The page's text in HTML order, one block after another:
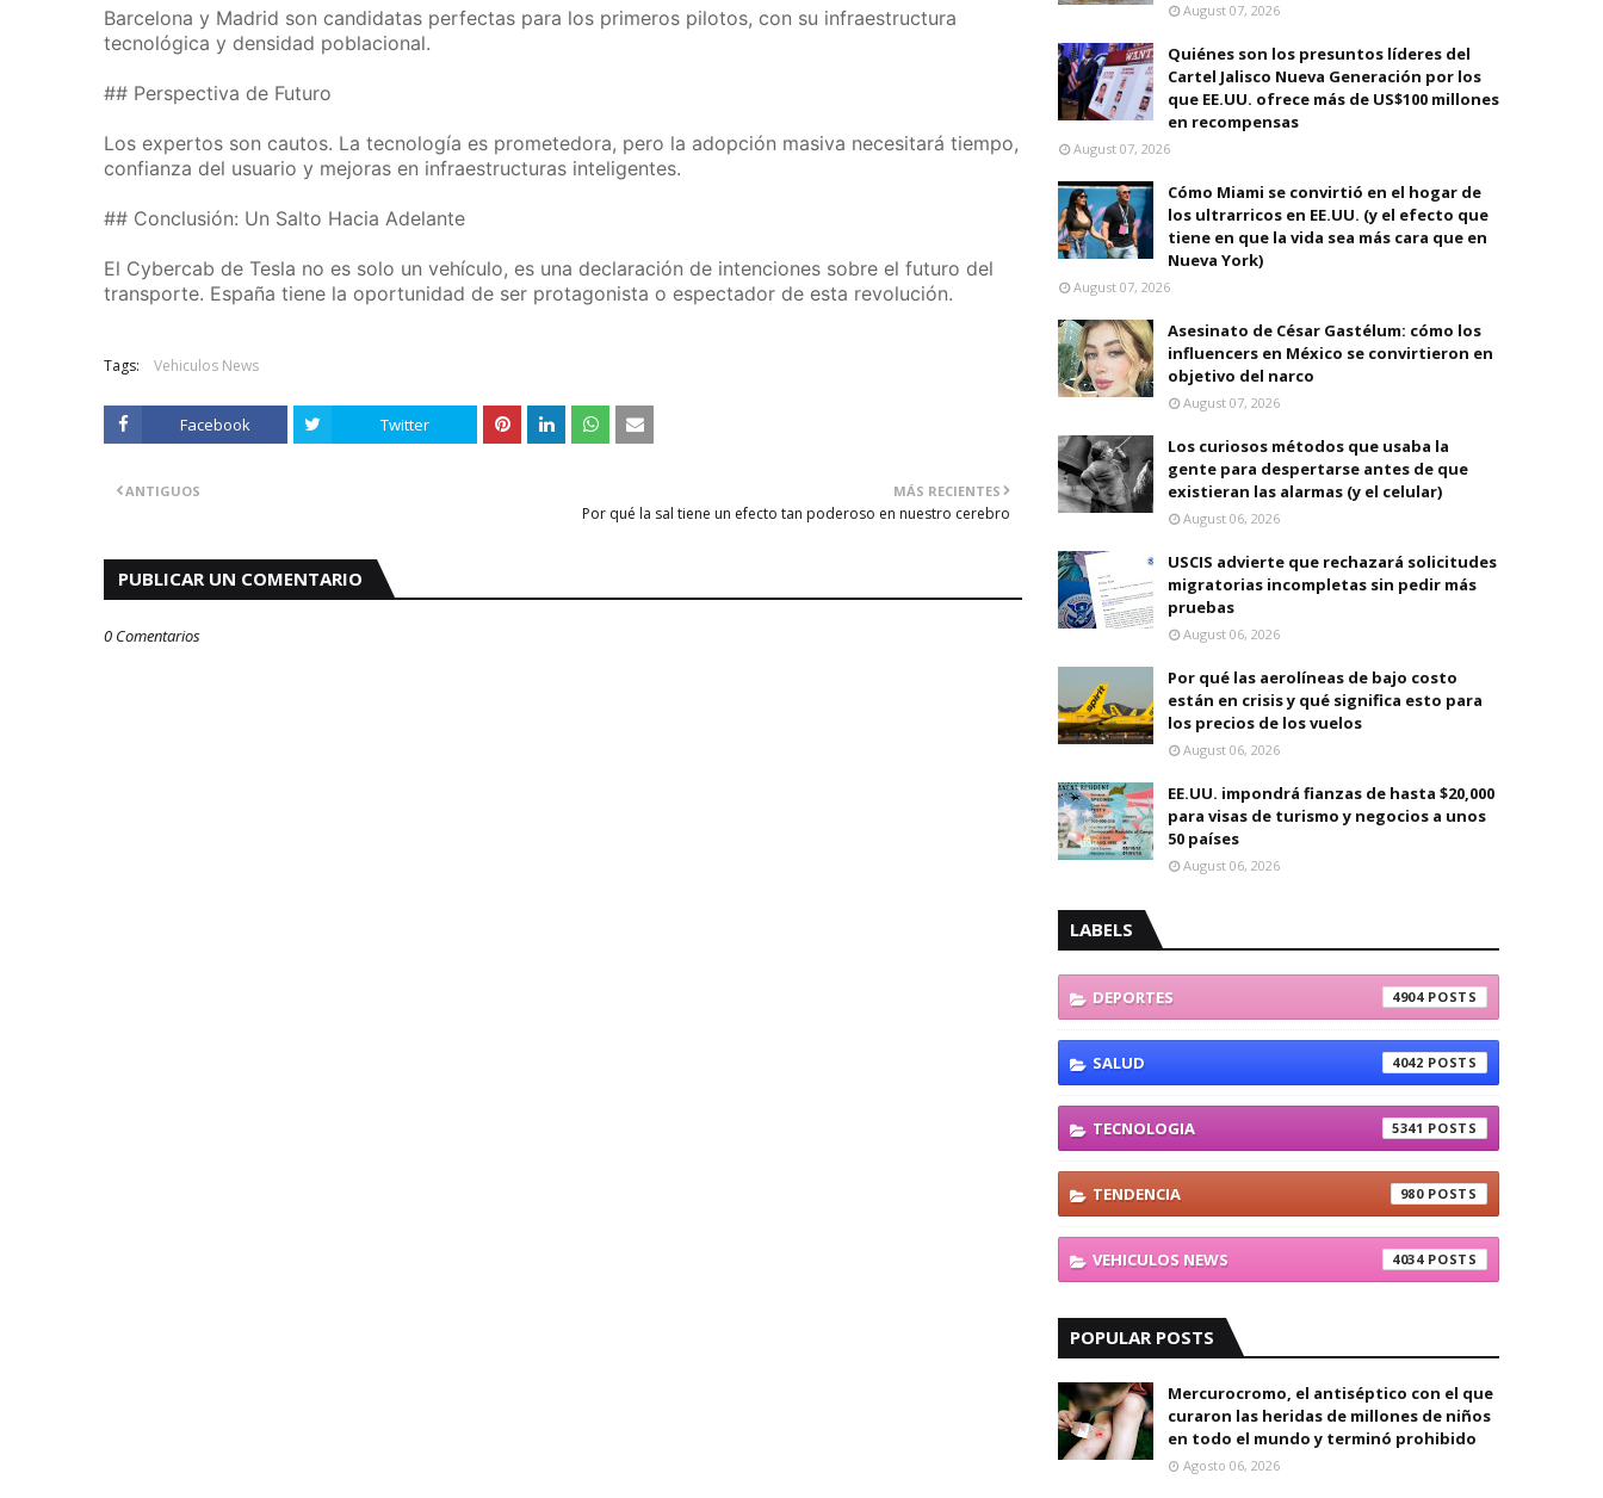
Barcelona y Madrid son candidatas perfectas para los primeros pilotos, con su infraestructura
tecnológica y densidad poblacional.
## Perspectiva de Futuro
Los expertos son cautos. La tecnología es prometedora, pero la adopción masiva necesitará tiempo,
confianza del usuario y mejoras en infraestructuras inteligentes.
## Conclusión: Un Salto Hacia Adelante
El Cybercab de Tesla no es solo un vehículo, es una declaración de intenciones sobre el futuro del
transporte. España tiene la oportunidad de ser protagonista o espectador de esta revolución.
Tags: Vehiculos News
Facebook Twitter
MÁS RECIENTES
Por qué la sal tiene un efecto tan poderoso en nuestro cerebro
ANTIGUOS
PUBLICAR UN COMENTARIO
0 Comentarios
August 07, 2026
Quiénes son los presuntos líderes del
Cartel Jalisco Nueva Generación por los
que EE.UU. ofrece más de US$100 millones
en recompensas
August 07, 2026
Cómo Miami se convirtió en el hogar de
los ultrarricos en EE.UU. (y el efecto que
tiene en que la vida sea más cara que en
Nueva York)
August 07, 2026
Asesinato de César Gastélum: cómo los
influencers en México se convirtieron en
objetivo del narco
August 07, 2026
Los curiosos métodos que usaba la
gente para despertarse antes de que
existieran las alarmas (y el celular)
August 06, 2026
USCIS advierte que rechazará solicitudes
migratorias incompletas sin pedir más
pruebas
August 06, 2026
Por qué las aerolíneas de bajo costo
están en crisis y qué significa esto para
los precios de los vuelos
August 06, 2026
EE.UU. impondrá fianzas de hasta $20,000
para visas de turismo y negocios a unos
50 países
August 06, 2026
LABELS
DEPORTES 4904
SALUD 4042
TECNOLOGIA 5341
TENDENCIA 980
VEHICULOS NEWS 4034
POPULAR POSTS
Mercurocromo, el antiséptico con el que
curaron las heridas de millones de niños
en todo el mundo y terminó prohibido
Agosto 06, 2026